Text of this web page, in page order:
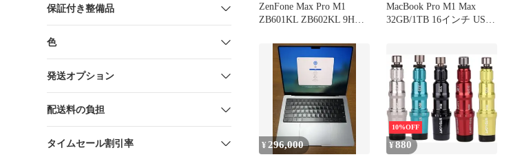
保証付き整備品
色
発送オプション
配送料の負担
タイムセール割引率
ZenFone Max Pro M1
ZB601KL ZB602KL 9H
ス 液晶保護フィルム
2.5D K576
MacBook Pro M1 Max
32GB/1TB 16インチ US配
¥ 296,000
10%OFF
¥880